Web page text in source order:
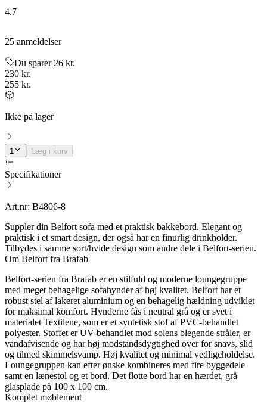
4.7
25 anmeldelser
Du sparer 26 kr.
230 kr.
255 kr.
Ikke på lager
1 Læg i kurv
Specifikationer
Art.nr: B4806-8
Suppler din Belfort sofa med et praktisk bakkebord. Elegant og
praktisk i et smart design, der også har en finurlig drinkholder.
Tilbydes i samme sort/hvide design som andre dele i Belfort-serien.
Om Belfort fra Brafab
Belfort-serien fra Brafab er en stilfuld og moderne loungegruppe
med meget behagelige sofahynder af høj kvalitet. Belfort har et
robust stel af lakeret aluminium og en behagelig hældning udviklet
for maksimal komfort. Hynderne fås i neutral grå og er syet i
materialet Textilene, som er et syntetisk stof af PVC-behandlet
polyester. Stoffet er UV-behandlet mod solens blegende stråler, er
vandafvisende og har høj modstandsdygtighed over for snavs, slid
og tilmed skimmelsvamp. Høj kvalitet og minimal vedligeholdelse.
Loungegruppen kan efter ønske kombineres med fire byggedele
samt en lænestol og et bord. Det flotte bord har en hærdet, grå
glasplade på 100 x 100 cm.
Komplet møblement